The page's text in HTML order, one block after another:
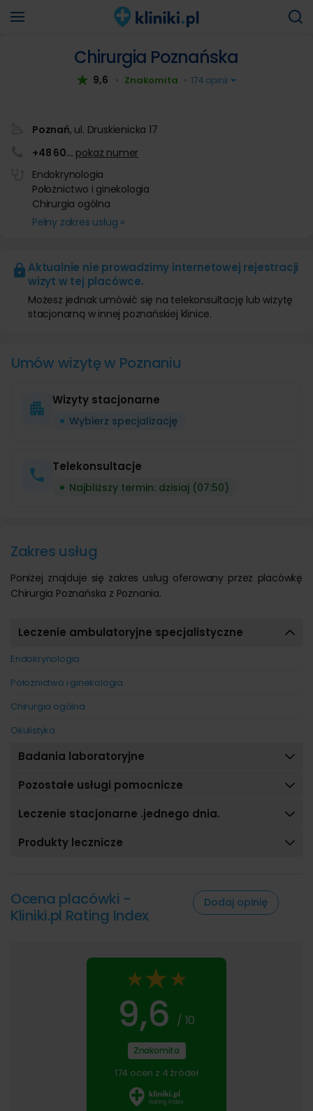
Chirurgia Poznańska
9,6 • Znakomita • 174 opinii
Poznań, ul. Druskienicka 17
+48 60… pokaż numer
Endokrynologia
Położnictwo i ginekologia
Chirurgia ogólna
Pełny zakres usług »
Aktualnie nie prowadzimy internetowej rejestracji
wizyt w tej placówce.
Możesz jednak umówić się na telekonsultację lub wizytę
stacjonarną w innej poznańskiej klinice.
Umów wizytę w Poznaniu
Wizyty stacjonarne
Wybierz specjalizację
Telekonsultacje
Najbliższy termin: dzisiaj (07:50)
Zakres usług
Poniżej znajduje się zakres usług oferowany przez placówkę
Chirurgia Poznańska z Poznania.
Leczenie ambulatoryjne specjalistyczne
Endokrynologia
Położnictwo i ginekologia
Chirurgia ogólna
Okulistyka
Badania laboratoryjne
Pozostałe usługi pomocnicze
Leczenie stacjonarne .jednego dnia.
Produkty lecznicze
Ocena placówki -
Kliniki.pl Rating Index
Dodaj opinię
9,6 / 10
Znakomita
174 ocen z 4 źródeł